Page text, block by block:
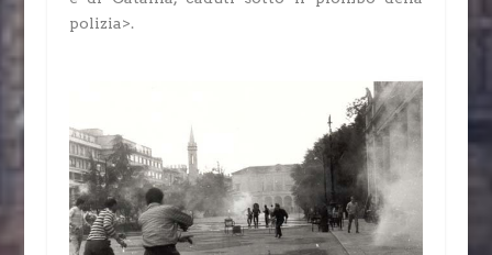
polizia>.